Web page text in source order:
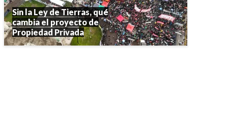
Sin la Ley de Tierras, qué
cambia el proyecto de
Propiedad Privada